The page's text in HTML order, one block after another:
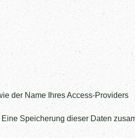
der Name Ihres Access-Providers
Speicherung dieser Daten